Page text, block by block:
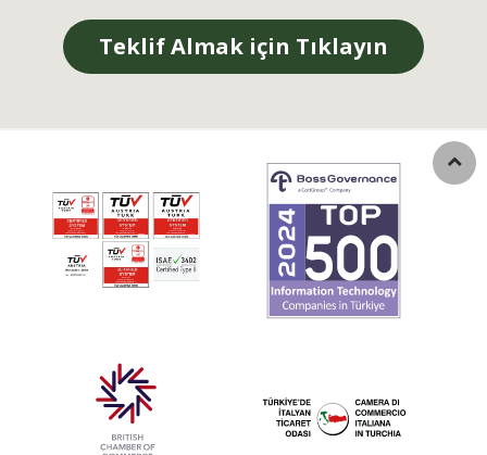
Teklif Almak için Tıklayın